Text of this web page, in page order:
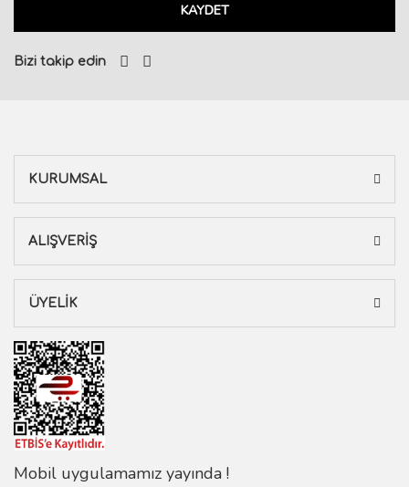
KAYDET
Bizi takip edin
KURUMSAL
ALIŞVERİŞ
ÜYELİK
Mobil uygulamamız yayında !